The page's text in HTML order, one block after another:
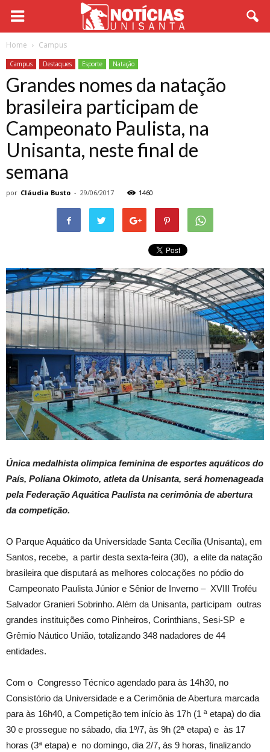
Home Campus
Campus Destaques Esporte Natação
Grandes nomes da natação
brasileira participam de
Campeonato Paulista, na
Unisanta, neste final de
semana
por Cláudia Busto - 29/06/2017 1460
Única medalhista olímpica feminina de esportes aquáticos do
País, Poliana Okimoto, atleta da Unisanta, será homenageada
pela Federação Aquática Paulista na cerimônia de abertura
da competição.
O Parque Aquático da Universidade Santa Cecília (Unisanta), em
Santos, recebe, a partir desta sexta-feira (30), a elite da natação
brasileira que disputará as melhores colocações no pódio do
Campeonato Paulista Júnior e Sênior de Inverno – XVIII Troféu
Salvador Granieri Sobrinho. Além da Unisanta, participam outras
grandes instituições como Pinheiros, Corinthians, Sesi-SP e
Grêmio Náutico União, totalizando 348 nadadores de 44
entidades.
Com o Congresso Técnico agendado para às 14h30, no
Consistório da Universidade e a Cerimônia de Abertura marcada
para às 16h40, a Competição tem início às 17h (1 ª etapa) do dia
30 e prossegue no sábado, dia 1º/7, às 9h (2ª etapa) e às 17
horas (3ª etapa) e no domingo, dia 2/7, às 9 horas, finalizando